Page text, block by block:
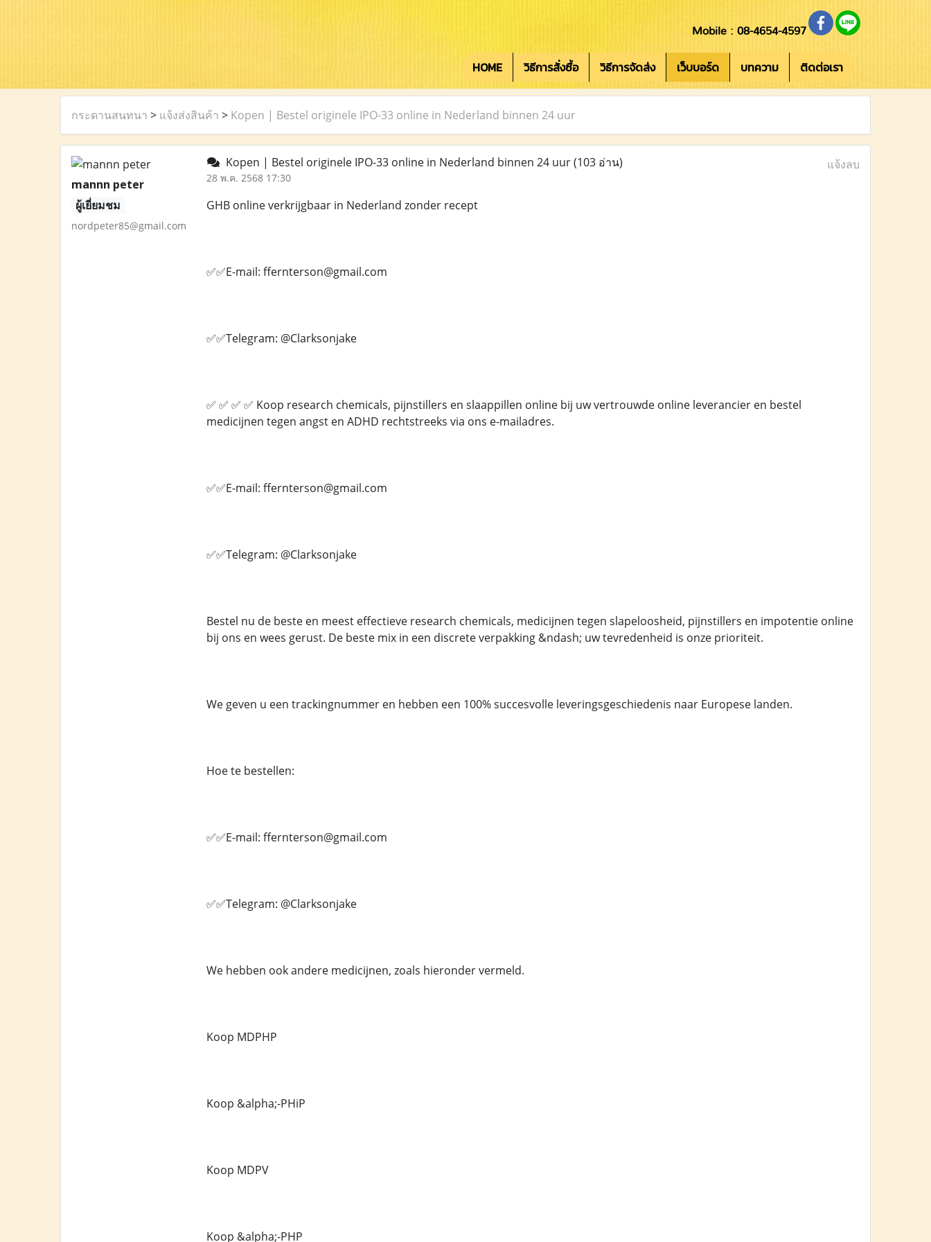
Mobile : 08-4654-4597
HOME วิธีการสั่งซื้อ วิธีการจัดส่ง เว็บบอร์ด บทความ ติดต่อเรา
กระดานสนทนา > แจ้งส่งสินค้า > Kopen | Bestel originele IPO-33 online in Nederland binnen 24 uur
mannn peter
ผู้เยี่ยมชม
nordpeter85@gmail.com
Kopen | Bestel originele IPO-33 online in Nederland binnen 24 uur(103 อ่าน)
28 พ.ค. 2568 17:30
แจ้งลบ
GHB online verkrijgbaar in Nederland zonder recept
✅✅E-mail: ffernterson@gmail.com
✅✅Telegram: @Clarksonjake
✅ ✅ ✅ ✅ Koop research chemicals, pijnstillers en slaappillen online bij uw vertrouwde online leverancier en bestel
medicijnen tegen angst en ADHD rechtstreeks via ons e-mailadres.
✅✅E-mail: ffernterson@gmail.com
✅✅Telegram: @Clarksonjake
Bestel nu de beste en meest effectieve research chemicals, medicijnen tegen slapeloosheid, pijnstillers en impotentie online
bij ons en wees gerust. De beste mix in een discrete verpakking &ndash; uw tevredenheid is onze prioriteit.
We geven u een trackingnummer en hebben een 100% succesvolle leveringsgeschiedenis naar Europese landen.
Hoe te bestellen:
✅✅E-mail: ffernterson@gmail.com
✅✅Telegram: @Clarksonjake
We hebben ook andere medicijnen, zoals hieronder vermeld.
Koop MDPHP
Koop &alpha;-PHiP
Koop MDPV
Koop &alpha;-PHP